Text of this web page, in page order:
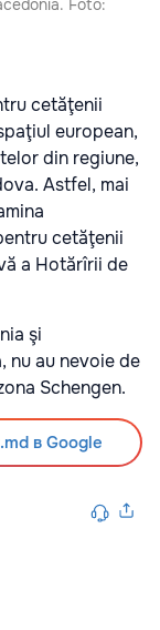
Foto:
cetăţenii
european,
din regiune,
Astfel, mai
cetăţenii
a Hotărîrii de
şi
nu au nevoie de
Schengen.
в Google